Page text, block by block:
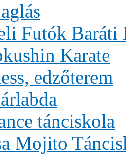
Futók Baráti
Karate
edzőterem
tánciskola
Mojito